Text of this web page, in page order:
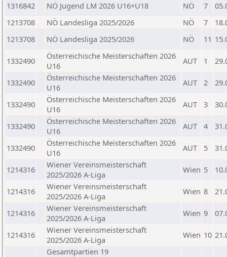
1316842 NÖ Jugend LM 2026 U16+U18 NÖ 7
1213708
NÖ Landesliga 2025/2026 NÖ 7
1213708
NÖ Landesliga 2025/2026 NÖ 11
1332490
Österreichische Meisterschaften 2026
U16
AUT 1
1332490
Österreichische Meisterschaften 2026
U16
AUT 2
1332490
Österreichische Meisterschaften 2026
U16
AUT 3
1332490
Österreichische Meisterschaften 2026
U16
AUT 4
1332490
Österreichische Meisterschaften 2026
U16
AUT 5
1214316
Wiener Vereinsmeisterschaft
2025/2026 A-Liga
Wien 5
1214316
Wiener Vereinsmeisterschaft
2025/2026 A-Liga
Wien 8
1214316
Wiener Vereinsmeisterschaft
2025/2026 A-Liga
Wien 9
1214316
Wiener Vereinsmeisterschaft
2025/2026 A-Liga
Wien 10
Gesamtpartien 19